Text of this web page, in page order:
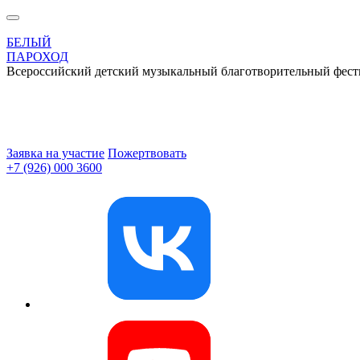
БЕЛЫЙ
ПАРОХОД
Всероссийский детский музыкальный благотворительный
Заявка на участие Пожертвовать
+7 (926) 000 3600